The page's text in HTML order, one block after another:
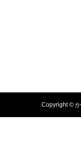
Copyright ©か